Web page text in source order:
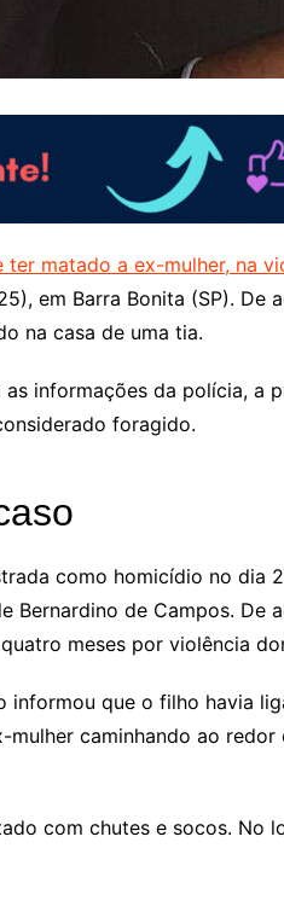
ter matado a ex-mulher, na
em Barra Bonita (SP). De
na casa de uma tia.
informações da polícia, a
foragido.
como homicídio no dia
Bernardino de Campos. De
meses por violência
que o filho havia
caminhando ao
com chutes e socos.